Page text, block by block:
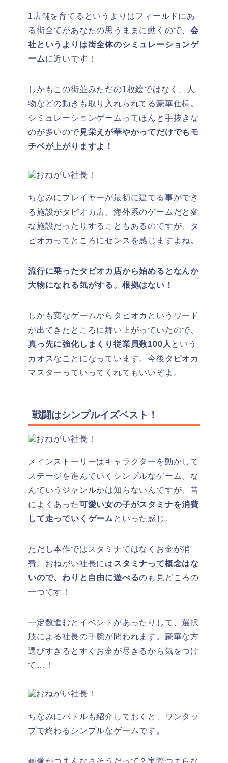
1店舗を育てるというよりはフィールドにあ
る街全てがあなたの思うままに動くので、会
社というよりは街全体のシミュレーションゲ
ームに近いです！
しかもこの街並みただの1枚絵ではなく、人
物などの動きも取り入れられてる豪華仕様。
シミュレーションゲームってほんと手抜きな
のが多いので 見栄えが華やかってだけでもモ
チベが上がりますよ！
ちなみにプレイヤーが最初に建てる事ができ
る施設がタピオカ店。海外系のゲームだと変
な施設だったりすることもあるのですが、タ
ピオカってところにセンスを感じますよね。
流行に乗ったタピオカ店から始めるとなんか
大物になれる気がする。根拠はない！
しかも変なゲームからタピオカというワード
が出てきたところに舞い上がっていたので、
真っ先に強化しまくり従業員数100人 という
カオスなことになっています。今後タピオカ
マスターっていってくれてもいいぞよ。
戦闘はシンプルイズベスト！
メインストーリーはキャラクターを動かして
ステージを進んでいくシンプルなゲーム。な
んていうジャンルかは知らないんですが、昔
によくあった可愛い女の子がスタミナを消費
して走っていくゲーム といった感じ。
ただし本作ではスタミナではなくお金が消
費。おねがい社長には スタミナって概念はな
いので、わりと自由に遊べるのも見どころの
一つです！
一定数進むとイベントがあったりして、選択
肢による社長の手腕が問われます。豪華な方
選びすぎるとすぐお金が尽きるから気をつけ
て…！
ちなみにバトルも紹介しておくと、ワンタッ
プで終わるシンプルなゲームです。
画像がつまんなさそうだって？実際つまらな